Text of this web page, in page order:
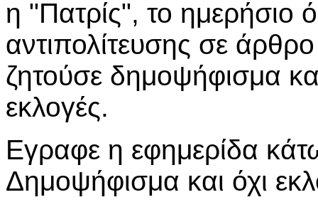
η "Πατρίς", το ημερήσιο
αντιπολίτευσης σε
ζητούσε δημοψήφισμα
εκλογές.
Εγραφε η εφημερίδα
Δημοψήφισμα και όχι